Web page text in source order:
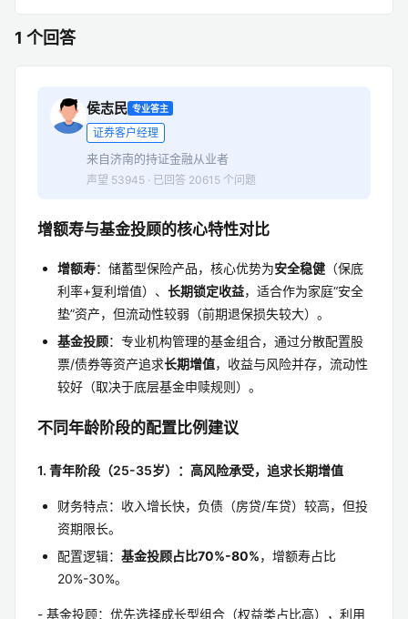
1 个回答
侯志民 专业答主
证券客户经理
来自济南的持证金融从业者
声望 53945 · 已回答 20615 个问题
增额寿与基金投顾的核心特性对比
增额寿：储蓄型保险产品，核心优势为安全稳健 （保底
利率+复利增值）、 长期锁定收益，适合作为家庭“安全
垫”资产，但流动性较弱（前期退保损失较大）。
基金投顾：专业机构管理的基金组合，通过分散配置股
票/债券等资产追求长期增值，收益与风险并存，流动性
较好（取决于底层基金申赎规则）。
不同年龄阶段的配置比例建议
1. 青年阶段（25-35岁）：高风险承受，追求长期增值
财务特点：收入增长快，负债（房贷/车贷）较高，但投
资期限长。
配置逻辑： 基金投顾占比70%-80%，增额寿占比
20%-30%。
- 基金投顾：优先选择成长型组合（权益类占比高），利用